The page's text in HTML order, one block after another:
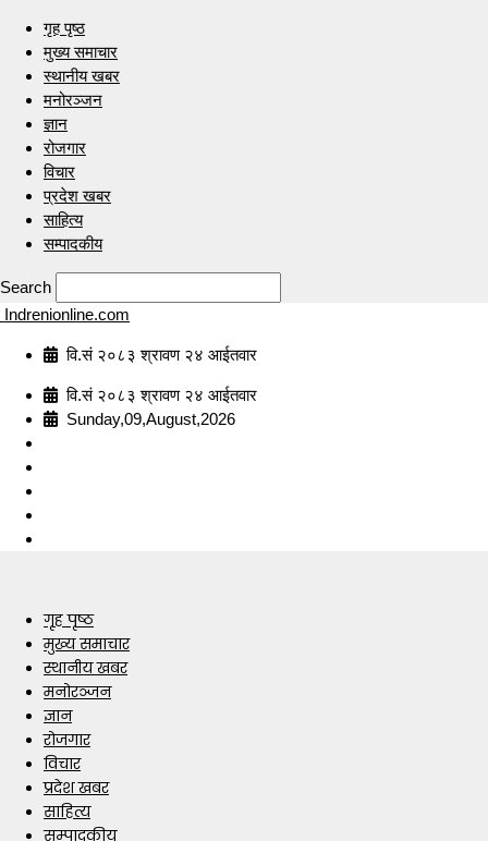
गृह पृष्ठ
मुख्य समाचार
स्थानीय खबर
मनोरञ्जन
ज्ञान
रोजगार
विचार
प्रदेश खबर
साहित्य
सम्पादकीय
Search
Indrenionline.com
वि.सं २०८३ श्रावण २४ आईतवार
वि.सं २०८३ श्रावण २४ आईतवार
Sunday,09,August,2026
गृह पृष्ठ
मुख्य समाचार
स्थानीय खबर
मनोरञ्जन
ज्ञान
रोजगार
विचार
प्रदेश खबर
साहित्य
सम्पादकीय